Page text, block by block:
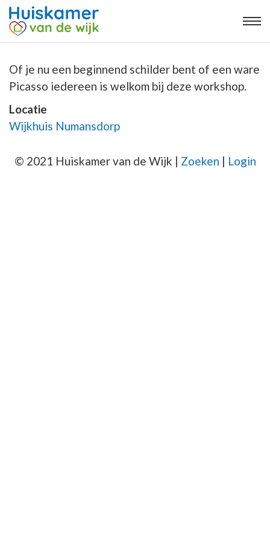
Of je nu een beginnend schilder bent of een ware
Picasso iedereen is welkom bij deze workshop.
Locatie
Wijkhuis Numansdorp
© 2021 Huiskamer van de Wijk | Zoeken | Login